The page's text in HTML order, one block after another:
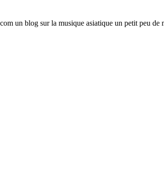
un blog sur la musique asiatique un petit peu de